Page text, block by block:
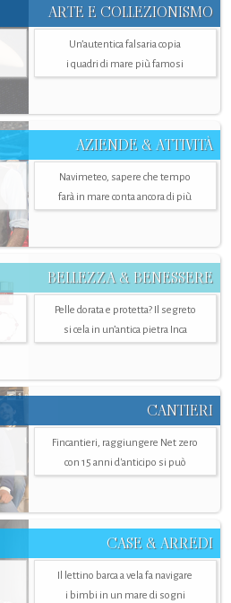
ARTE E COLLEZIONISMO
Un’autentica falsaria copia
i quadri di mare più famosi
AZIENDE & ATTIVITÀ
Navimeteo, sapere che tempo
farà in mare conta ancora di più
BELLEZZA & BENESSERE
Pelle dorata e protetta? Il segreto
si cela in un’antica pietra Inca
CANTIERI
Fincantieri, raggiungere Net zero
con 15 anni d'anticipo si può
CASE & ARREDI
Il lettino barca a vela fa navigare
i bimbi in un mare di sogni